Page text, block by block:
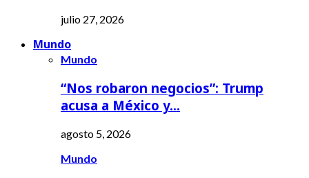
julio 27, 2026
Mundo
Mundo
“Nos robaron negocios”: Trump
acusa a México y…
agosto 5, 2026
Mundo